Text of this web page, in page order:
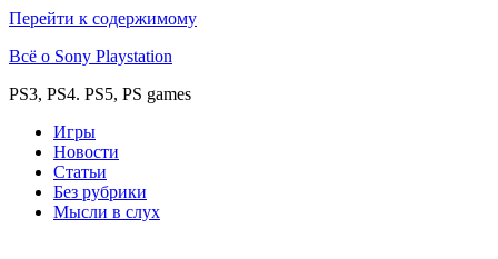
Перейти к содержимому
Всё о Sony Playstation
PS3, PS4. PS5, PS games
Игры
Новости
Статьи
Без рубрики
Мысли в слух